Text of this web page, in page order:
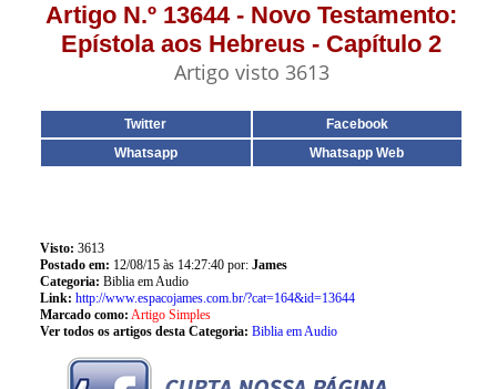
Artigo N.º 13644 - Novo Testamento:
Epístola aos Hebreus - Capítulo 2
Artigo visto 3613
Twitter
Facebook
Whatsapp
Whatsapp Web
Visto: 3613
Postado em: 12/08/15 às 14:27:40 por: James
Categoria: Biblia em Audio
Link: http://www.espacojames.com.br/?cat=164&id=13644
Marcado como: Artigo Simples
Ver todos os artigos desta Categoria: Biblia em Audio